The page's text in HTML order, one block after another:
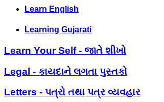
Learn English
Learning Gujarati
Learn Your Self - જાતે શીખો
Legal - કાયદાને લગતા પુસ્તકો
Letters - પત્રો તથા પત્ર વ્યવહાર